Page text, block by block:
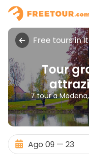
Free tours in
Tour
7 tour a